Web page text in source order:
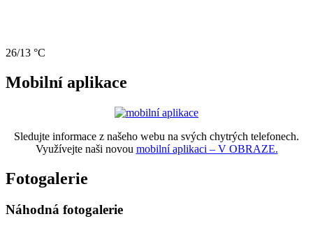
26/13 °C
Mobilní aplikace
Sledujte informace z našeho webu na svých chytrých telefonech.
Využívejte naši novou mobilní aplikaci – V OBRAZE.
Fotogalerie
Náhodná fotogalerie